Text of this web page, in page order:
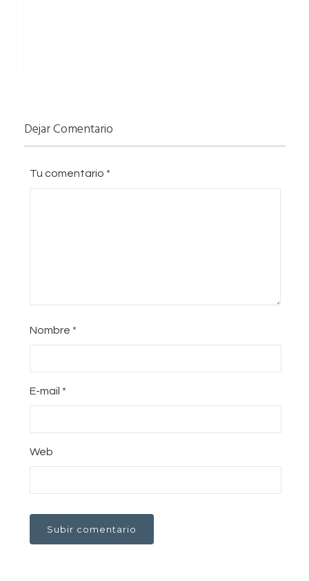
Dejar Comentario
Tu comentario *
Nombre *
E-mail *
Web